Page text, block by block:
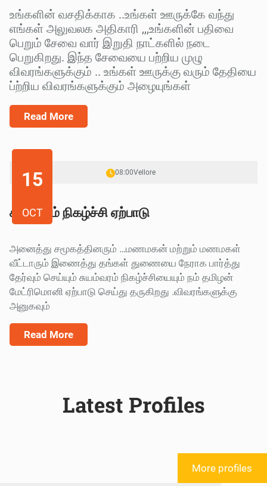
உங்களின் வசதிக்காக ..உங்கள் ஊருக்கே வந்து
எங்கள் அலுவலக அதிகாரி ,,,உங்களின் பதிவை
பெறும் சேவை வார் இறுதி நாட்களில் நடை
பெறுகிறது. இந்த சேவையை பற்றிய முழு
விவரங்களுக்கும் .. உங்கள் ஊருக்கு வரும் தேதியை
ப்ற்றிய விவரங்களுக்கும் அழையுங்கள்
Read More
15
OCT
08:00Vellore
சுயம்வரம் நிகழ்ச்சி ஏற்பாடு
அனைத்து சமூகத்தினரும் …மணமகன் மற்றும் மணமகள்
வீட்டாரும் இணைத்து தங்கள் துணையை நேராக பார்த்து
தேர்வும் செய்யும் சுயம்வரம் நிகழ்ச்சியையும் நம் தமிழன்
மேட்ரிமொனி ஏற்பாடு செய்து தருகிறது .விவரங்களுக்கு
அனுகவும்
Read More
Latest Profiles
More profiles